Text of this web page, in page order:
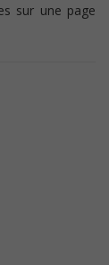
sur une page